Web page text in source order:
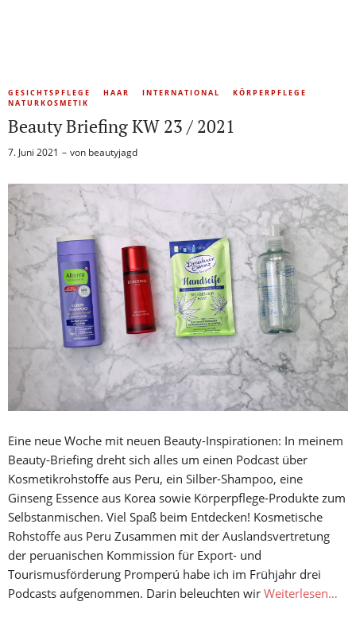
GESICHTSPFLEGE HAAR INTERNATIONAL
KÖRPERPFLEGE
NATURKOSMETIK
Beauty Briefing KW 23 / 2021
7. Juni 2021 von beautyjagd
Eine neue Woche mit neuen Beauty-Inspirationen: In meinem
Beauty-Briefing dreht sich alles um einen Podcast über
Kosmetikrohstoffe aus Peru, ein Silber-Shampoo, eine
Ginseng Essence aus Korea sowie Körperpflege-Produkte zum
Selbstanmischen. Viel Spaß beim Entdecken! Kosmetische
Rohstoffe aus Peru Zusammen mit der Auslandsvertretung
der peruanischen Kommission für Export- und
Tourismusförderung Promperú habe ich im Frühjahr drei
Podcasts aufgenommen. Darin beleuchten wir Weiterlesen…